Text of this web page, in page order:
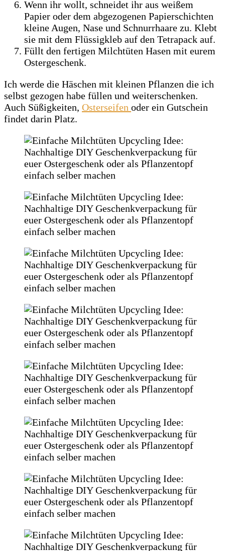
Wenn ihr wollt, schneidet ihr aus weißem
Papier oder dem abgezogenen Papierschichten
kleine Augen, Nase und Schnurrhaare zu. Klebt
sie mit dem Flüssigkleb auf den Tetrapack auf.
Füllt den fertigen Milchtüten Hasen mit eurem
Ostergeschenk.
Ich werde die Häschen mit kleinen Pflanzen die ich
selbst gezogen habe füllen und weiterschenken.
Auch Süßigkeiten, Osterseifen oder ein Gutschein
findet darin Platz.